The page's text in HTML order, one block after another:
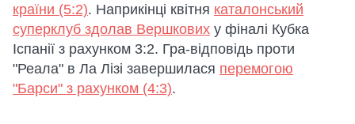
країни (5:2). Наприкінці квітня каталонський
суперклуб здолав Вершкових у фіналі Кубка
Іспанії з рахунком 3:2. Гра-відповідь проти
"Реала" в Ла Лізі завершилася перемогою
"Барси" з рахунком (4:3).